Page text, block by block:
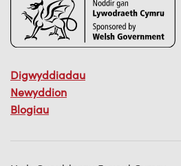
Digwyddiadau
Newyddion
Blogiau